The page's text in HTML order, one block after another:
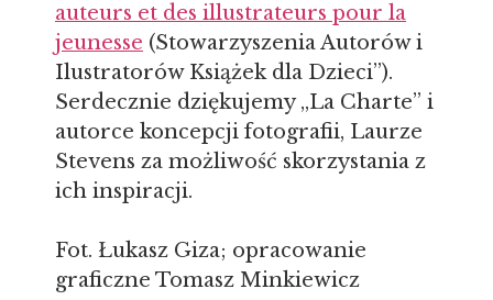
auteurs et des illustrateurs pour la
jeunesse (Stowarzyszenia Autorów i
Ilustratorów Książek dla Dzieci”).
Serdecznie dziękujemy „La Charte” i
autorce koncepcji fotografii, Laurze
Stevens za możliwość skorzystania z
ich inspiracji.
Fot. Łukasz Giza; opracowanie
graficzne Tomasz Minkiewicz